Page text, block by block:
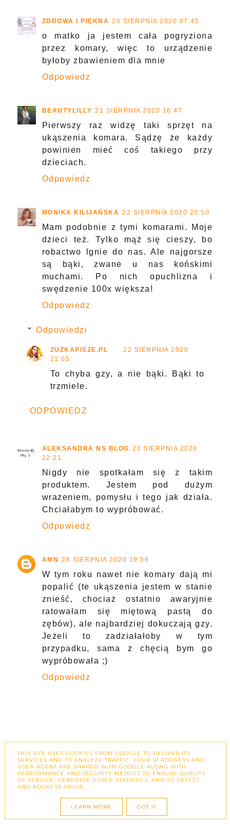
sprzęt!
Odpowiedz
gdzieś słyszałam o tym, ale nie
Odpowiedz
ZDROWA I PIĘKNA 20 SIERPNIA 2020 07:45
o matko ja jestem cała pogryziona
byłoby zbawieniem dla mnie
BEAUTYLILLY 21 SIERPNIA 2020 16:47
Pierwszy raz widzę taki sprzęt na
ukąszenia komara. Sądzę że każdy
powinien mieć coś takiego przy
dzieciach.
Odpowiedz
MONIKA KILIJAŃSKA
Mam podobnie z tymi komarami. Moje
dzieci też. Tylko mąż się cieszy, bo
robactwo lgnie do nas. Ale najgorsze
są bąki, zwane u nas końskimi
swędzenie 100x większa!
Odpowiedzi
ZUZKAPISZE.PL
22 SIERPNIA 2020
21:05
To chyba gzy, a nie bąki. Bąki to
trzmiele.
ALEKSANDRA NS BLOG 23 SIERPNIA 2020
Nigdy nie spotkałam się z takim
produktem. Jestem pod dużym
wrażeniem, pomysłu i tego jak działa.
Chciałabym to wypróbować.
Odpowiedz
AMN
Jeżeli to zadziałałoby w tym
przypadku, sama z chęcią bym go
wypróbowała ;)
Odpowiedz
THIS SITE USES COOKIES FROM GOOGLE TO DELIVER ITS
SERVICES AND TO ANALYZE TRAFFIC. YOUR IP ADDRESS AND
USER-AGENT ARE SHARED WITH GOOGLE ALONG WITH
PERFORMANCE AND SECURITY METRICS TO ENSURE QUALITY
OF SERVICE, GENERATE USAGE STATISTICS, AND TO DETECT
AND ADDRESS ABUSE.
LEARN MORE GOT IT